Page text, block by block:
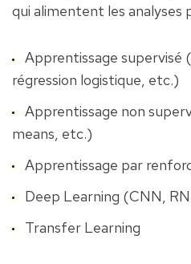
qui alimentent les analyses
Apprentissage supervisé
régression logistique, etc.)
Apprentissage non
means, etc.)
Apprentissage par
Deep Learning (CNN,
Transfer Learning